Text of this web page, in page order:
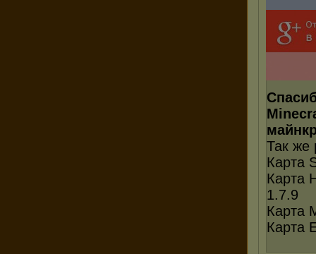
Так же
Карта
Карта
1.7.9
Карта
Карта